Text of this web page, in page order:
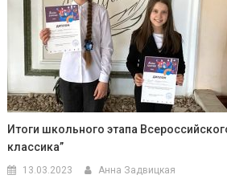
Итоги школьного этапа
классика”
13.03.2023 Анна Задвицкая